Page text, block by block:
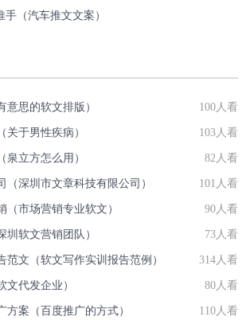
手（汽车推文文案）
意思的软文排版） 100人看
关于男性疾病） 103人看
泉立方怎么用） 82人看
（深圳市文章科技有限公司） 101人看
（市场营销专业软文） 90人看
圳软文营销团队） 73人看
范文（软文写作实训报告范例） 314人看
文代发企业） 80人看
方案（百度推广的方式） 110人看